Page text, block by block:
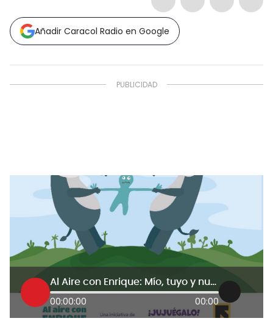
Añadir Caracol Radio en Google
Al Aire con Enrique: Mío, tuyo y nuestro
00:00:00 00:00